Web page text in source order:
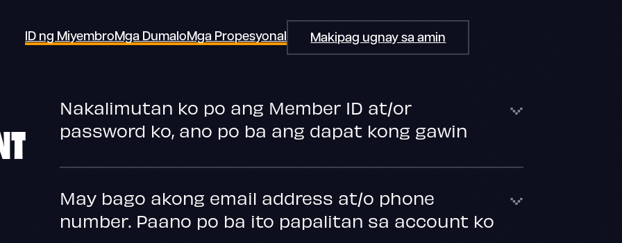
ID ng MiyembroMga DumaloMga Propesyonal Makipag ugnay sa amin
Nakalimutan ko po ang Member ID at/or
password ko, ano po ba ang dapat kong gawin
May bago akong email address at/o phone
number. Paano po ba ito papalitan sa account ko